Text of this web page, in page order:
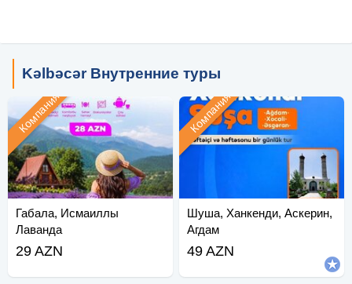
Kəlbəcər Внутренние туры
Габала, Исмаиллы
Лаванда
Компания
29 AZN
Шуша, Ханкенди, Аскерин,
Агдам
Компания
49 AZN